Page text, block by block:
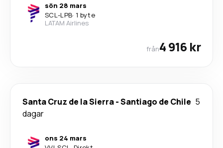
sön 28 mars
SCL-LPB· 1 byte
LATAM Airlines
från4 916 kr
Santa Cruz de la Sierra-Santiago de Chile 5
dagar
ons 24 mars